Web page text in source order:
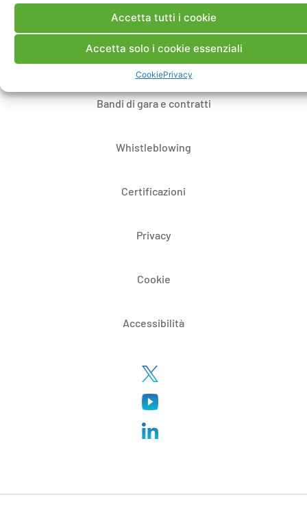
Accetta tutti i cookie
Accetta solo i cookie essenziali
CookiePrivacy
Note Legali
Bandi di gara e contratti
Whistleblowing
Certificazioni
Privacy
Cookie
Accessibilità